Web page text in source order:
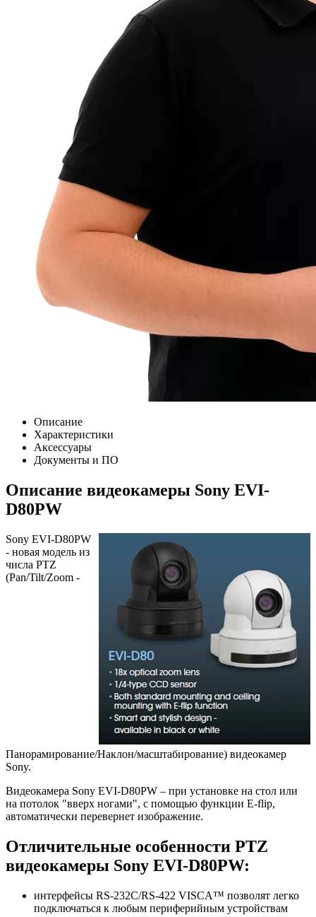
Описание
Характеристики
Аксессуары
Документы и ПО
Описание видеокамеры Sony EVI-
D80PW
Sony EVI-D80PW
- новая модель из
числа PTZ
(Pan/Tilt/Zoom -
Панорамирование/Наклон/масштабирование) видеокамер
Sony.
Видеокамера Sony EVI-D80PW – при установке на стол или
на потолок "вверх ногами", с помощью функции E-flip,
автоматически перевернет изображение.
Отличительные особенности PTZ
видеокамеры Sony EVI-D80PW:
интерфейсы RS-232C/RS-422 VISCA™ позволят легко
подключаться к любым периферийным устройствам